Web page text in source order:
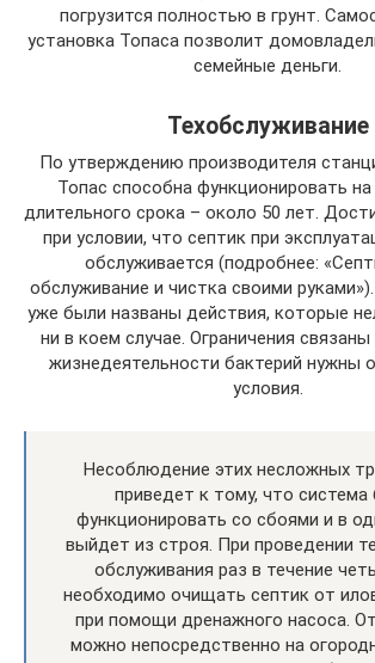
погрузится полностью в грунт.
установка Топаса позволит
семейные деньги.
Техобслуживание
По утверждению производителя
Топас способна функционировать
длительного срока – около 50 лет.
при условии, что септик при
обслуживается (подробнее:
обслуживание и чистка своими
уже были названы действия, которые
ни в коем случае. Ограничения
жизнедеятельности бактерий нужны
условия.
Несоблюдение этих несложных
приведет к тому, что система
функционировать со сбоями и в
выйдет из строя. При проведении
обслуживания раз в течение
необходимо очищать септик от
при помощи дренажного насоса.
можно непосредственно на